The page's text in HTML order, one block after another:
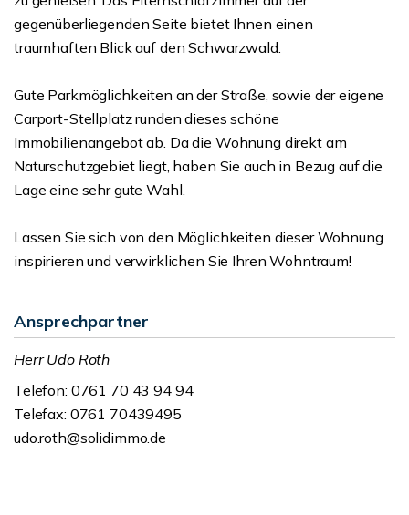
gegenüberliegenden Seite bietet Ihnen einen
traumhaften Blick auf den Schwarzwald.
Gute Parkmöglichkeiten an der Straße, sowie der eigene
Carport-Stellplatz runden dieses schöne
Immobilienangebot ab. Da die Wohnung direkt am
Naturschutzgebiet liegt, haben Sie auch in Bezug auf die
Lage eine sehr gute Wahl.
Lassen Sie sich von den Möglichkeiten dieser Wohnung
inspirieren und verwirklichen Sie Ihren Wohntraum!
Ansprechpartner
Herr Udo Roth
Telefon: 0761 70 43 94 94
Telefax: 0761 70439495
udo.roth@solidimmo.de